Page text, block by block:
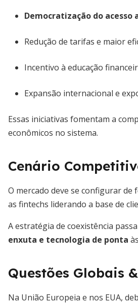
Democratização do acesso
Redução de tarifas e maior
Incentivo à educação
Expansão internacional e
Essas iniciativas fomentam a
econômicos no sistema.
Cenário
O mercado deve se configurar
as fintechs liderando a base de
A estratégia de coexistência
enxuta e tecnologia de ponta
Questões Globais
Na União Europeia e nos EUA,